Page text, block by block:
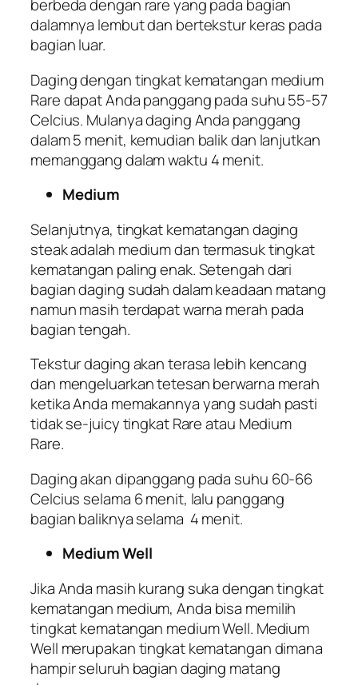
berbeda dengan rare yang pada bagian
dalamnya lembut dan bertekstur keras pada
bagian luar.
Daging dengan tingkat kematangan medium
Rare dapat Anda panggang pada suhu 55-57
Celcius. Mulanya daging Anda panggang
dalam 5 menit, kemudian balik dan lanjutkan
memanggang dalam waktu 4 menit.
Medium
Selanjutnya, tingkat kematangan daging
steak adalah medium dan termasuk tingkat
kematangan paling enak. Setengah dari
bagian daging sudah dalam keadaan matang
namun masih terdapat warna merah pada
bagian tengah.
Tekstur daging akan terasa lebih kencang
dan mengeluarkan tetesan berwarna merah
ketika Anda memakannya yang sudah pasti
tidak se-juicy tingkat Rare atau Medium
Rare.
Daging akan dipanggang pada suhu 60-66
Celcius selama 6 menit, lalu panggang
bagian baliknya selama 4 menit.
Medium Well
Jika Anda masih kurang suka dengan tingkat
kematangan medium, Anda bisa memilih
tingkat kematangan medium Well. Medium
Well merupakan tingkat kematangan dimana
hampir seluruh bagian daging matang